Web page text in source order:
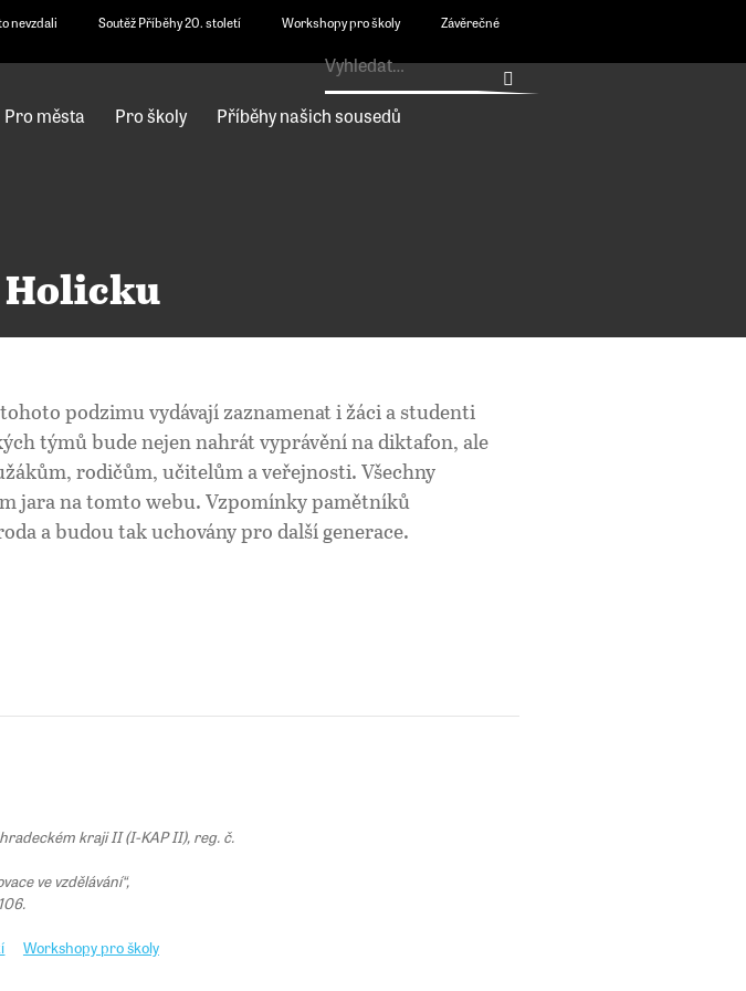
nevzdali Soutěž Příběhy 20. století Workshopy pro školy
Závěrečné
Pro města Pro školy Příběhy našich sousedů
Holicku
podzimu vydávají zaznamenat i žáci a studenti
týmů bude nejen nahrát vyprávění na diktafon, ale
rodičům, učitelům a veřejnosti. Všechny
jara na tomto webu. Vzpomínky pamětníků
a budou tak uchovány pro další generace.
kraji II (I-KAP II), reg. č.
ve vzdělávání“,
Workshopy pro školy